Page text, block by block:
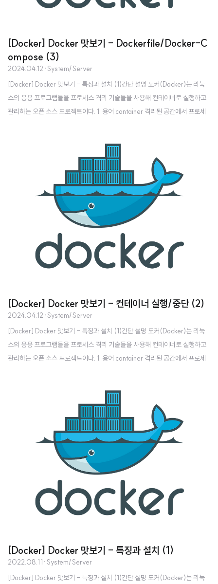
[Docker] Docker 맛보기 - Dockerfile/Docker-C
ompose (3)
2024.04.12 ·System/Server
[Docker] Docker 맛보기 - 특징과 설치 (1)간단 설명 도커(Docker)는 리눅
스의 응용 프로그램들을 프로세스 격리 기술들을 사용해 컨테이너로 실행하고
관리하는 오픈 소스 프로젝트이다. 1. 용어 container 격리된 공간에서 프로세
er pull rockylinux:8 User Image $ docker pull [user_name]/[repositor
[Docker] Docker 맛보기 - 컨테이너 실행/중단 (2)
2024.04.12 ·System/Server
[Docker] Docker 맛보기 - 특징과 설치 (1)간단 설명 도커(Docker)는 리눅
스의 응용 프로그램들을 프로세스 격리 기술들을 사용해 컨테이너로 실행하고
관리하는 오픈 소스 프로젝트이다. 1. 용어 container 격리된 공간에서 프로세
er pull rockylinux:8 User Image $ docker pull [user_name]/[repositor
[Docker] Docker 맛보기 - 특징과 설치 (1)
2022.08.11 ·System/Server
[Docker] Docker 맛보기 - 특징과 설치 (1)간단 설명 도커(Docker)는 리눅